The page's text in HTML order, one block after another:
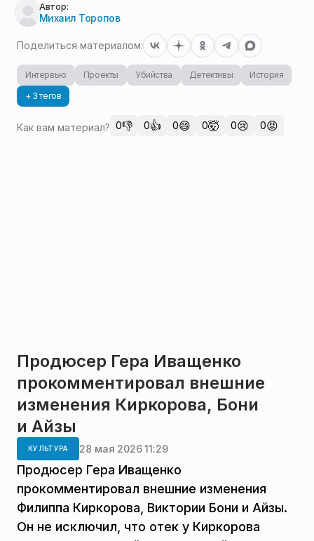
Автор:
Михаил Торопов
Поделиться материалом:
Интервью Проекты Убийства Детективы
История
+ 3 тегов
Как вам материал? 0👎 0👍 0😄 0🤯 0😢 0😡
Продюсер Гера Иващенко
прокомментировал внешние
изменения Киркорова, Бони
и Айзы
КУЛЬТУРА 28 мая 2026 11:29
Продюсер Гера Иващенко
прокомментировал внешние изменения
Филиппа Киркорова, Виктории Бони и Айзы.
Он не исключил, что отек у Киркорова